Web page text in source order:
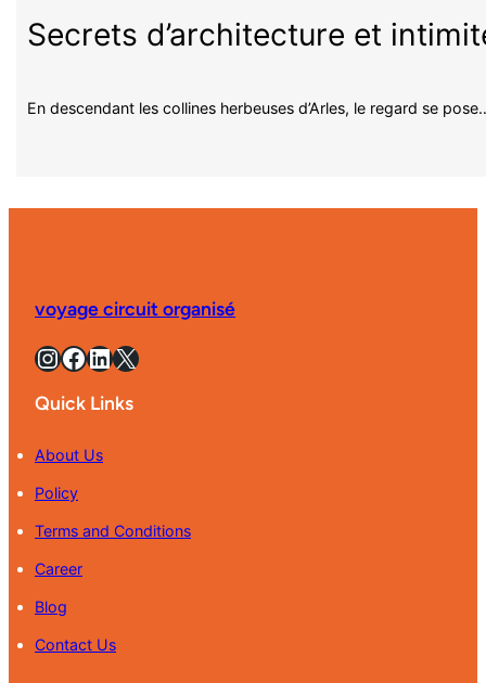
Secrets d’architecture et
En descendant les collines herbeuses d’Arles, le regard se
voyage circuit organisé
InstagramFacebook LinkedIn X
Quick Links
About Us
Policy
Terms and Conditions
Career
Blog
Contact Us